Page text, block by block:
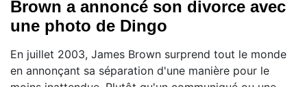
Brown a annoncé son divorce avec
une photo de Dingo
En juillet 2003, James Brown surprend tout le monde
en annonçant sa séparation d'une manière pour le